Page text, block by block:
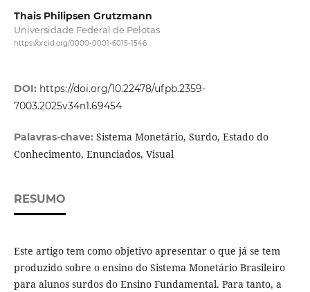
Thais Philipsen Grutzmann
Universidade Federal de Pelotas
https://orcid.org/0000-0001-6015-1546
DOI: https://doi.org/10.22478/ufpb.2359-
7003.2025v34n1.69454
Palavras-chave: Sistema Monetário, Surdo, Estado do
Conhecimento, Enunciados, Visual
RESUMO
Este artigo tem como objetivo apresentar o que já se tem
produzido sobre o ensino do Sistema Monetário Brasileiro
para alunos surdos do Ensino Fundamental. Para tanto, a